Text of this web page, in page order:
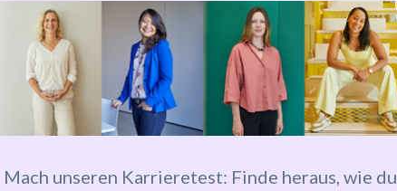
Mach unseren Karrieretest: Finde heraus, wie du